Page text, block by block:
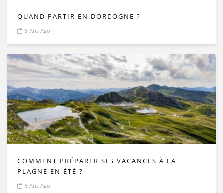
QUAND PARTIR EN DORDOGNE ?
5 Ans Ago
COMMENT PRÉPARER SES VACANCES À LA
PLAGNE EN ÉTÉ ?
5 Ans Ago